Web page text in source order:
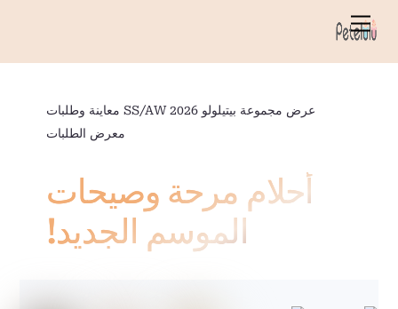
تخطي
قائمة
الطعام
عرض مجموعة بيتيلولو SS/AW 2026 معاينة وطلبات
معرض الطلبات
أحلام مرحة وصيحات
الموسم الجديد!